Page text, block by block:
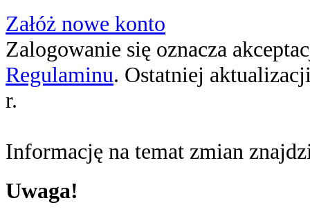
Załóż nowe konto
Zalogowanie się oznacza
Regulaminu. Ostatniej
r.
Informację na temat zmian
Uwaga!